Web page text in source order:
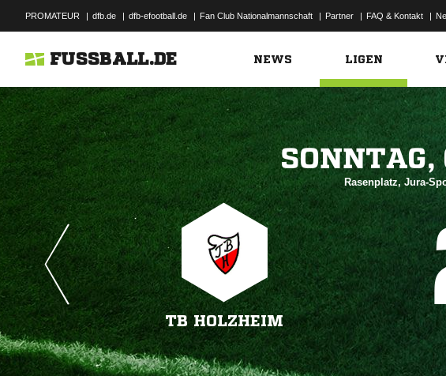
PROMATEUR | dfb.de | dfb-efootball.de | Fan Club Nationalmannschaft | Partner | FAQ & Kontakt |
FUSSBALL.DE NEWS LIGEN

Rasenplatz, Jura-
TB HOLZHEIM